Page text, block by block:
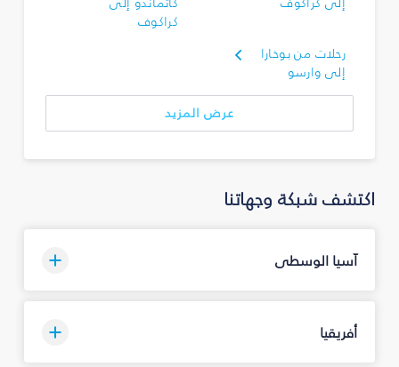
كراكوف
رحلات من بوخارا
إلى وارسو
عرض المزيد
اكتشف شبكة وجهاتنا
آسيا الوسطى
أفريقيا